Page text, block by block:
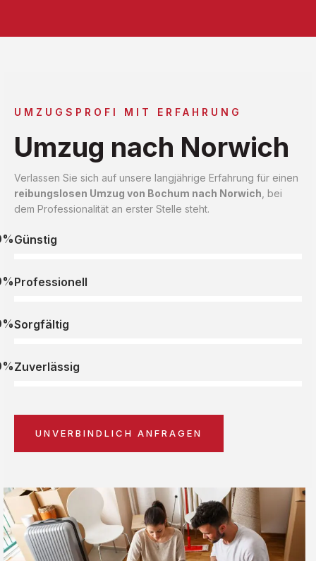
UMZUGSPROFI MIT ERFAHRUNG
Umzug nach Norwich
Verlassen Sie sich auf unsere langjährige Erfahrung für einen
reibungslosen Umzug von Bochum nach Norwich , bei
dem Professionalität an erster Stelle steht.
Günstig
Professionell
Sorgfältig
Zuverlässig
UNVERBINDLICH ANFRAGEN